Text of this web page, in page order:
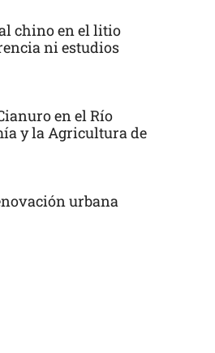
chino en el litio
ni estudios
en el Río
y la Agricultura de
urbana